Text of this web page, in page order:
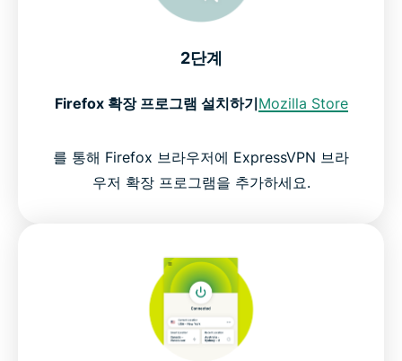
2단계
Firefox 확장 프로그램 설치하기Mozilla Store
를 통해 Firefox 브라우저에 ExpressVPN 브라
우저 확장 프로그램을 추가하세요.